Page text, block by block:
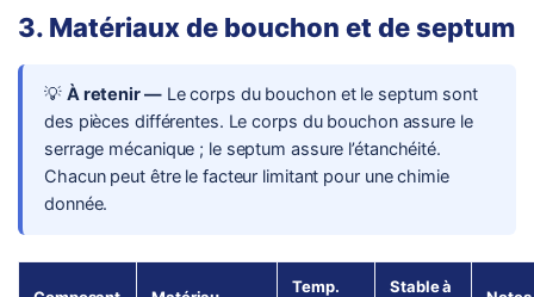
3. Matériaux de bouchon et de septum
💡 À retenir —Le corps du bouchon et le septum sont
des pièces différentes. Le corps du bouchon assure le
serrage mécanique ; le septum assure l’étanchéité.
Chacun peut être le facteur limitant pour une chimie
donnée.
Temp.
Stable à